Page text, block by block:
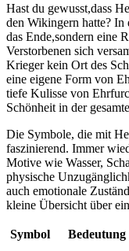
Hast du gewusst,dass
den Wikingern hatte?
das Ende,sondern eine
Verstorbenen sich
Krieger kein Ort des
eine eigene Form von
tiefe Kulisse von
Schönheit ⁤in der
Die Symbole, die mit
faszinierend. Immer
Motive wie Wasser,
physische⁤
auch emotionale
kleine Übersicht über
Symbol Bedeutung